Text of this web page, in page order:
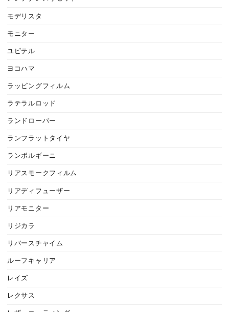
モデリスタ
モニター
ユピテル
ヨコハマ
ラッピングフィルム
ラテラルロッド
ランドローバー
ランフラットタイヤ
ランボルギーニ
リアスモークフィルム
リアディフューザー
リアモニター
リジカラ
リバースチャイム
ルーフキャリア
レイズ
レクサス